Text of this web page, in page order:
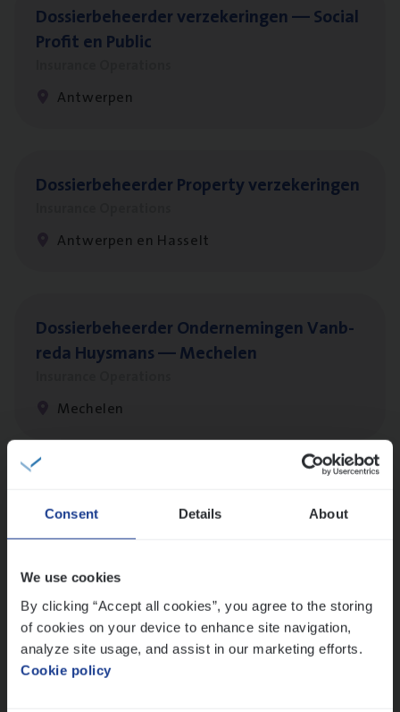
Consent Details About
We use cookies
By clicking “Accept all cookies”, you agree to the storing
of cookies on your device to enhance site navigation,
analyze site usage, and assist in our marketing efforts.
Cookie policy
Dos­sier­be­heer­der ver­ze­ke­rin­gen — Soci­al
Pro­fit en Public
Antwerpen
Dos­sier­be­heer­der Pro­per­ty verzekeringen
Antwerpen en Hasselt
Dos­sier­be­heer­der Onder­ne­min­gen Van­b­
re­da Huys­mans — Mechelen
Mechelen
Insurance Operations
Client Exe­cu­ti­ve Marine
Insurance Operations